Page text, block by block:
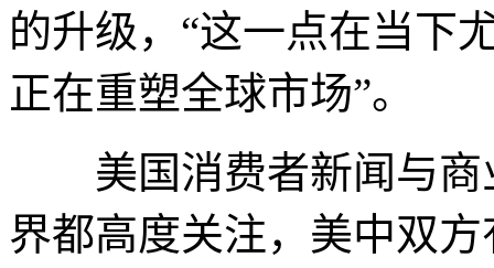
的升级，“这一点在当下
正在重塑全球市场”。
美国消费者新闻与商
界都高度关注，美中双